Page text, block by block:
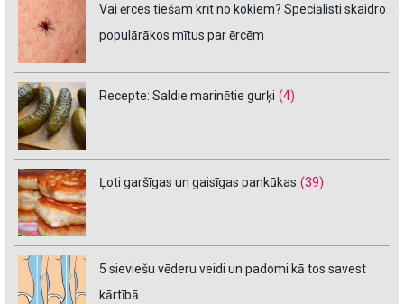
Vai ērces tiešām krīt no kokiem? Speciālisti skaidro
populārākos mītus par ērcēm
Recepte: Saldie marinētie gurķi (4)
Ļoti garšīgas un gaisīgas pankūkas (39)
5 sieviešu vēderu veidi un padomi kā tos savest
kārtībā